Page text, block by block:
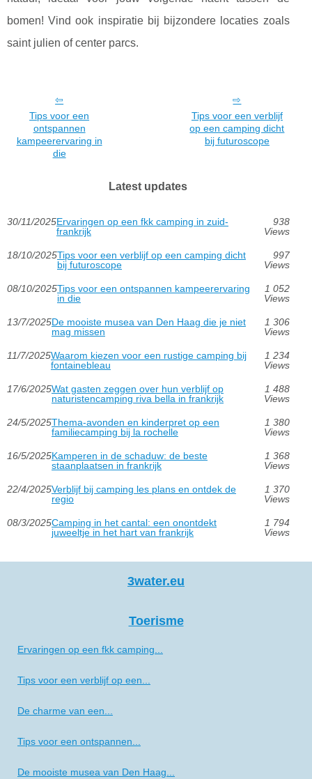
bomen! Vind ook inspiratie bij bijzondere locaties zoals
saint julien of center parcs.
Tips voor een
ontspannen
kampeerervaring in
die
Tips voor een verblijf
op een camping dicht
bij futuroscope
Latest updates
30/11/2025Ervaringen op een fkk camping in zuid-
frankrijk
938
Views
18/10/2025Tips voor een verblijf op een camping dicht
bij futuroscope
997
Views
08/10/2025Tips voor een ontspannen kampeerervaring
in die
1 052
Views
13/7/2025De mooiste musea van Den Haag die je niet
mag missen
1 306
Views
11/7/2025Waarom kiezen voor een rustige camping bij
fontainebleau
1 234
Views
17/6/2025Wat gasten zeggen over hun verblijf op
naturistencamping riva bella in frankrijk
1 488
Views
24/5/2025Thema-avonden en kinderpret op een
familiecamping bij la rochelle
1 380
Views
16/5/2025Kamperen in de schaduw: de beste
staanplaatsen in frankrijk
1 368
Views
22/4/2025Verblijf bij camping les plans en ontdek de
regio
1 370
Views
08/3/2025Camping in het cantal: een onontdekt
juweeltje in het hart van frankrijk
1 794
Views
3water.eu
Toerisme
Ervaringen op een fkk camping...
Tips voor een verblijf op een...
De charme van een...
Tips voor een ontspannen...
De mooiste musea van Den Haag...